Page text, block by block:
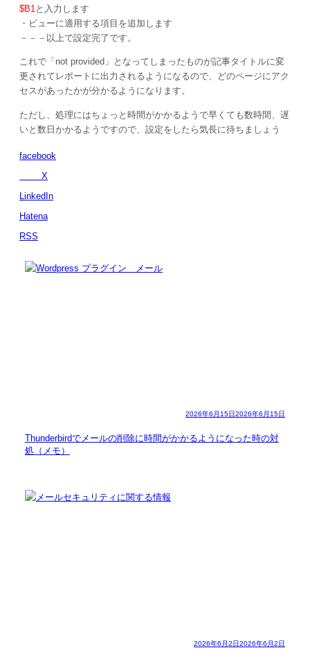
$B1と入力します
・ビューに適用する項目を追加します
－－－以上で設定完了です。
これで「not provided」となってしまったものが記事タイトルに変
更されてレポートに出力されるようになるので、どのページにアク
セスがあったかが分かるようになります。
ただし、処理にはちょっと時間がかかるようで早くても数時間、遅
いと数日かかるようですので、設定をしたら気長に待ちましょう
facebook
X
LinkedIn
Hatena
RSS
2026年6月15日2026年6月15日
Thunderbirdでメールの削除に時間がかかるようになった時の対
処（メモ）
2026年6月2日2026年6月2日